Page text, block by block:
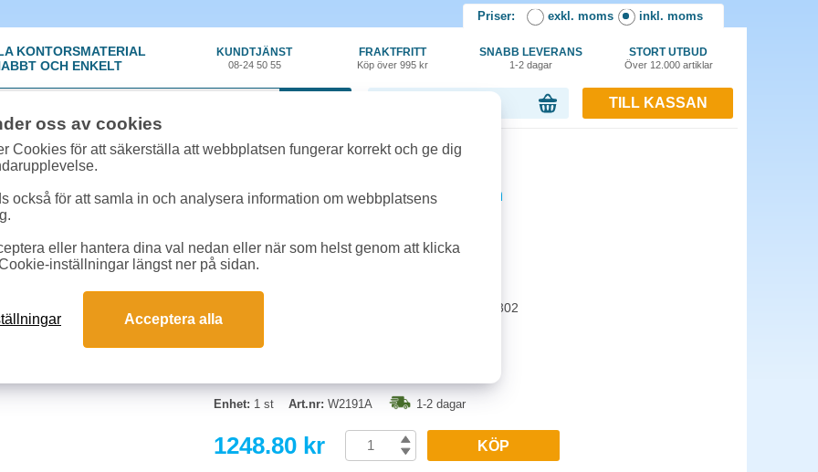
Priser: exkl. moms inkl. moms
KONTORSMATERIAL
OCH ENKELT
KUNDTJÄNST
08-24 50 55
FRAKTFRITT
Köp över 995 kr
SNABB LEVERANS
1-2 dagar
STORT UTBUD
Över 12.000 artiklar
TILL KASSAN
Förbrukning»Toner HP»Toner HP 219A W2191A 1,2k cyan
Toner HP 219A W2191A 1,2k cyan
Cyan
Kapacitet: 1200 sidor
Passar till: HP LaserJet Pro 3201-3204 / 3288 / 3302
Enhet: 1 st Art.nr: W2191A 1-2 dagar
1248.80 kr KÖP
oss av cookies
Cookies för att säkerställa att webbplatsen fungerar korrekt och ge dig
också för att samla in och analysera information om webbplatsens
eller hantera dina val nedan eller när som helst genom att klicka
inställningar längst ner på sidan.
Acceptera alla